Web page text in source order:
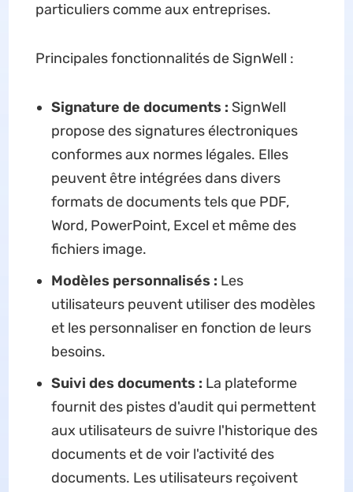
particuliers comme aux entreprises.
Principales fonctionnalités de SignWell :
Signature de documents : SignWell
propose des signatures électroniques
conformes aux normes légales. Elles
peuvent être intégrées dans divers
formats de documents tels que PDF,
Word, PowerPoint, Excel et même des
fichiers image.
Modèles personnalisés : Les
utilisateurs peuvent utiliser des modèles
et les personnaliser en fonction de leurs
besoins.
Suivi des documents : La plateforme
fournit des pistes d'audit qui permettent
aux utilisateurs de suivre l'historique des
documents et de voir l'activité des
documents. Les utilisateurs reçoivent